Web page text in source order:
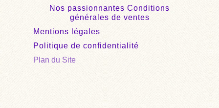
Nos passionnantes Conditions
générales de ventes
Mentions légales
Politique de confidentialité
Plan du Site